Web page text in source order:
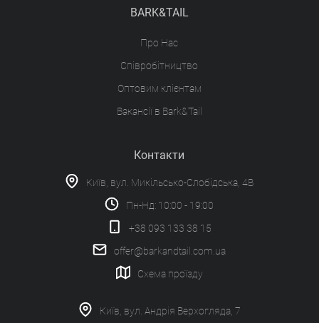
BARK&TAIL
Про Нас
Співробітництво
Оптовим клієнтам
Вакансії в Bark&Tail
Контакти
Київ, вул. Микільсько-Слобідська, 4В
Пн-Нд: 10:00 - 19:00
+38 093 133 38 15
offer@barkandtail.com.ua
Схема проїзду
Київ, вул. Андрія Верхогляда, 7